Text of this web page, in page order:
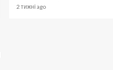
2 тижні ago